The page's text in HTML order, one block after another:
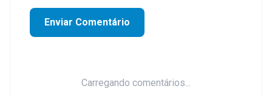
Enviar Comentário
Carregando comentários...